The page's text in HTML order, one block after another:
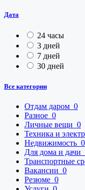
Дата
24 часы
3 дней
7 дней
30 дней
Все категории
Отдам даром 0
Разное 0
Личные вещи 0
Техника и
Недвижимость 0
Для дома и дачи
Транспортные
Вакансии 0
Резюме 0